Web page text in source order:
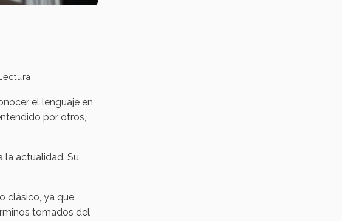
el lenguaje en
por otros,
la actualidad. Su
clásico, ya que
tomados del